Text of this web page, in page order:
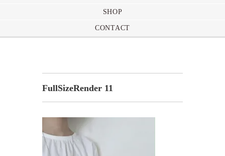
SHOP
CONTACT
FullSizeRender 11